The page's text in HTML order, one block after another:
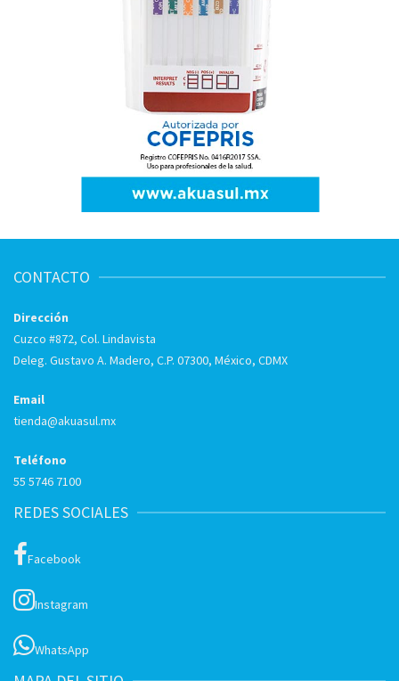
CONTACTO
Dirección
Cuzco #872, Col. Lindavista
Deleg. Gustavo A. Madero, C.P. 07300, México, CDMX
Email
tienda@akuasul.mx
Teléfono
55 5746 7100
REDES SOCIALES
Facebook
Instagram
WhatsApp